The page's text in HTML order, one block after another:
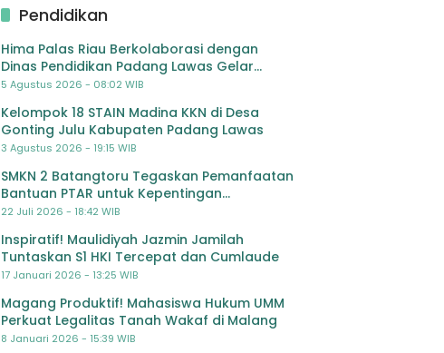
Pendidikan
Hima Palas Riau Berkolaborasi dengan
Dinas Pendidikan Padang Lawas Gelar
Pelatihan OSIS SMP se-Kabupaten Padang
5 Agustus 2026 - 08:02 WIB
Kelompok 18 STAIN Madina KKN di Desa
Gonting Julu Kabupaten Padang Lawas
3 Agustus 2026 - 19:15 WIB
SMKN 2 Batangtoru Tegaskan Pemanfaatan
Bantuan PTAR untuk Kepentingan
Pendidikan
22 Juli 2026 - 18:42 WIB
Inspiratif! Maulidiyah Jazmin Jamilah
Tuntaskan S1 HKI Tercepat dan Cumlaude
17 Januari 2026 - 13:25 WIB
Magang Produktif! Mahasiswa Hukum UMM
Perkuat Legalitas Tanah Wakaf di Malang
8 Januari 2026 - 15:39 WIB